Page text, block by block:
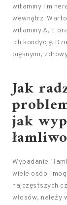
witaminy i
wewnątrz.
witaminy A, E
ich kondycję.
pięknymi,
Jak
jak
Wypadanie i
wiele osób i
najczęstszych
włosów, należy